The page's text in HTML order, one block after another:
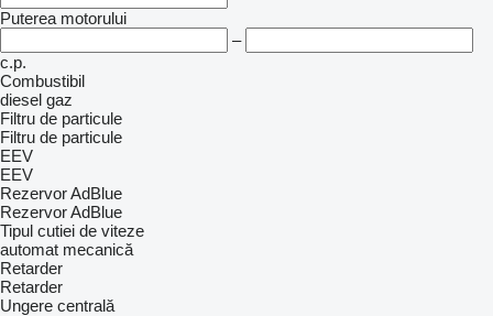
Puterea motorului
–
c.p.
Combustibil
diesel gaz
Filtru de particule
Filtru de particule
EEV
EEV
Rezervor AdBlue
Rezervor AdBlue
Tipul cutiei de viteze
automat mecanică
Retarder
Retarder
Ungere centrală